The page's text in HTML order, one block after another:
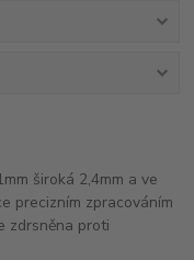
široká 2,4mm a ve
precizním zpracováním
zdrsněna proti